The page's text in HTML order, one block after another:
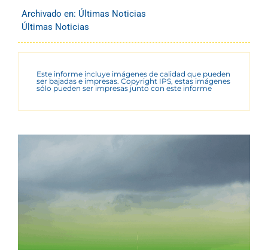
Archivado en: Últimas Noticias
Últimas Noticias
Este informe incluye imágenes de calidad que pueden
ser bajadas e impresas. Copyright IPS, estas imágenes
sólo pueden ser impresas junto con este informe